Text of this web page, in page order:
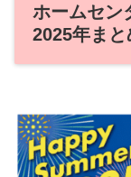
ホームセン
2025年まと